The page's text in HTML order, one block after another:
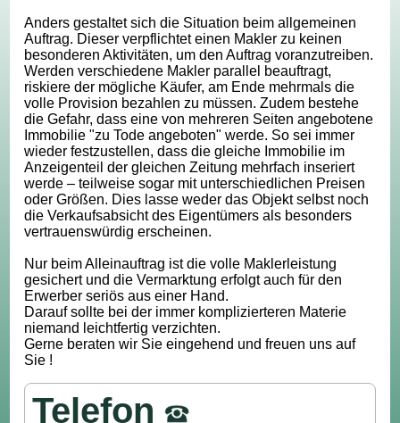
Anders gestaltet sich die Situation beim allgemeinen
Auftrag. Dieser verpflichtet einen Makler zu keinen
besonderen Aktivitäten, um den Auftrag voranzutreiben.
Werden verschiedene Makler parallel beauftragt,
riskiere der mögliche Käufer, am Ende mehrmals die
volle Provision bezahlen zu müssen. Zudem bestehe
die Gefahr, dass eine von mehreren Seiten angebotene
Immobilie "zu Tode angeboten" werde. So sei immer
wieder festzustellen, dass die gleiche Immobilie im
Anzeigenteil der gleichen Zeitung mehrfach inseriert
werde – teilweise sogar mit unterschiedlichen Preisen
oder Größen. Dies lasse weder das Objekt selbst noch
die Verkaufsabsicht des Eigentümers als besonders
vertrauenswürdig erscheinen.
Nur beim Alleinauftrag ist die volle Maklerleistung
gesichert und die Vermarktung erfolgt auch für den
Erwerber seriös aus einer Hand.
Darauf sollte bei der immer komplizierteren Materie
niemand leichtfertig verzichten.
Gerne beraten wir Sie eingehend und freuen uns auf
Sie !
Telefon